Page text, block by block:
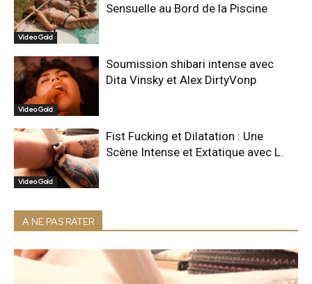
Video Gold
Sensuelle au Bord de la Piscine
Video Gold
Soumission shibari intense avec
Dita Vinsky et Alex DirtyVonp
Video Gold
Fist Fucking et Dilatation : Une
Scène Intense et Extatique avec L.
A NE PAS RATER